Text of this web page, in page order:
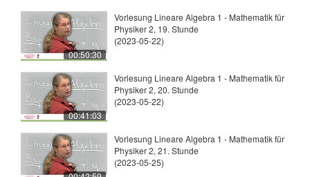
00:50:30
Vorlesung Lineare Algebra 1 - Mathematik für
Physiker 2, 19. Stunde
(2023-05-22)
00:41:03
Vorlesung Lineare Algebra 1 - Mathematik für
Physiker 2, 20. Stunde
(2023-05-22)
Vorlesung Lineare Algebra 1 - Mathematik für
Physiker 2, 21. Stunde
(2023-05-25)